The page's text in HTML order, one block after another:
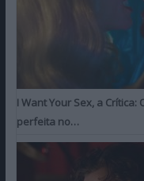
I Want Your Sex, a
perfeita no…